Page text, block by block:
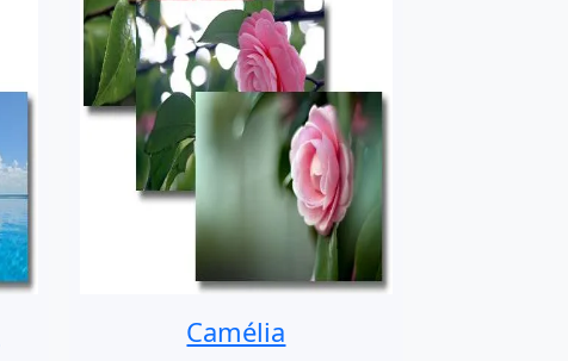
Camélia